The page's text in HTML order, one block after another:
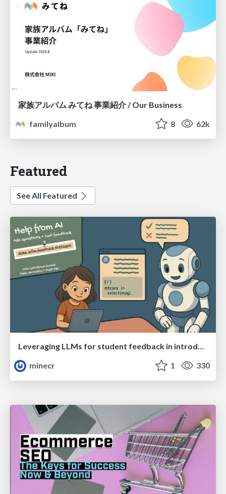
家族アルバム みてね 事業紹介 / Our Business
familyalbum
8 62k
Featured
See All Featured
Leveraging LLMs for student feedback in introductory data science courses - posit::conf(2025)
minecr
1 330